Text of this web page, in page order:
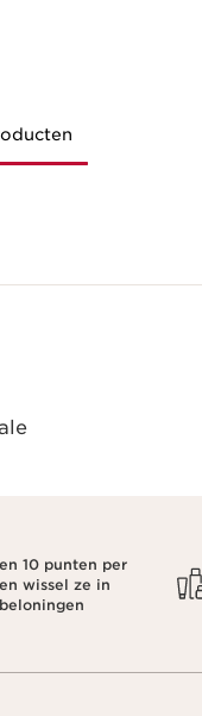
10 punten per
wissel ze in